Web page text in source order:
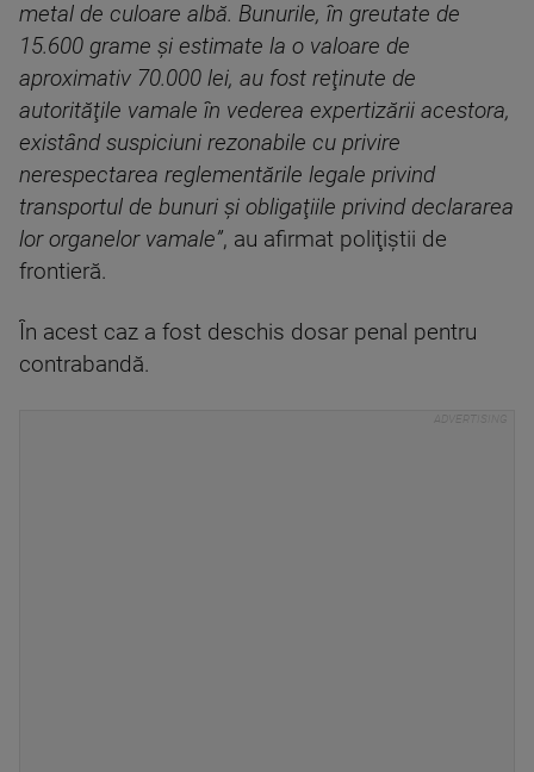
metal de culoare albă. Bunurile, în greutate de
15.600 grame şi estimate la o valoare de
aproximativ 70.000 lei, au fost reţinute de
autorităţile vamale în vederea expertizării acestora,
existând suspiciuni rezonabile cu privire
nerespectarea reglementările legale privind
transportul de bunuri şi obligaţiile privind declararea
lor organelor vamale”, au afirmat poliţiştii de
frontieră.
În acest caz a fost deschis dosar penal pentru
contrabandă.